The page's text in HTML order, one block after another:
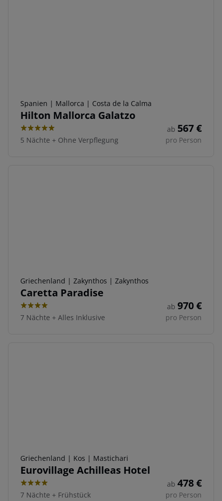
Spanien | Mallorca | Costa de la Calma
Hilton Mallorca Galatzo
5
5 Nächte + Ohne Verpflegung
ab 567€
pro Person
Griechenland | Zakynthos | Zakynthos
Caretta Paradise
4
7 Nächte + Alles Inklusive
ab 970€
pro Person
Griechenland | Kos | Mastichari
Eurovillage Achilleas Hotel
4
7 Nächte + Frühstück
ab 478€
pro Person